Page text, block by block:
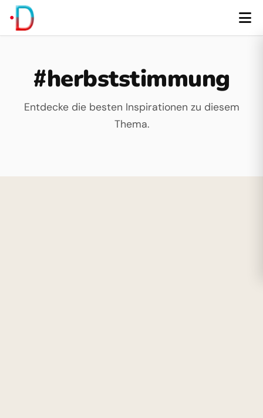
#herbststimmung
Entdecke die besten Inspirationen zu diesem
Thema.